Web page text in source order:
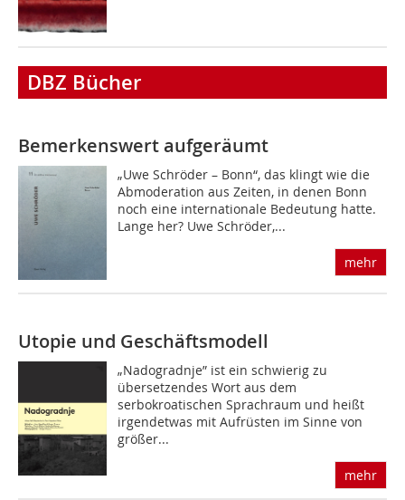
DBZ Bücher
Bemerkenswert aufgeräumt
„Uwe Schröder – Bonn“, das klingt wie die
Abmoderation aus Zeiten, in denen Bonn
noch eine internationale Bedeutung hatte.
Lange her? Uwe Schröder,...
mehr
Utopie und Geschäftsmodell
„Nadogradnje” ist ein schwierig zu
übersetzendes Wort aus dem
serbokroatischen Sprachraum und heißt
irgendetwas mit Aufrüsten im Sinne von
größer...
mehr